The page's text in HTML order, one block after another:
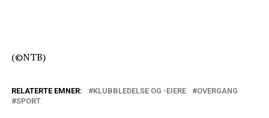
(©NTB)
RELATERTE EMNER: KLUBBLEDELSE OG -EIERE
OVERGANG
SPORT